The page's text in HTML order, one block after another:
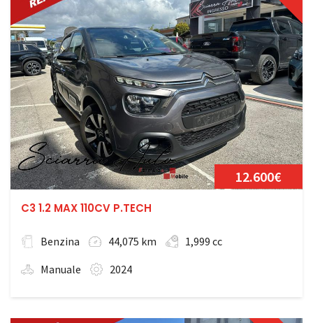
12.600€
C3 1.2 MAX 110CV P.TECH
Benzina 44,075 km
1,999 cc
Manuale
2024